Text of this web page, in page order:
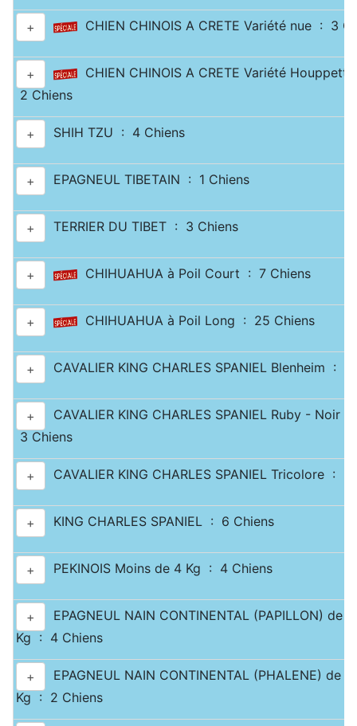
+ CHIEN CHINOIS A CRETE Variété nue : 3
+
CHIEN CHINOIS A CRETE Variété
2 Chiens
+ SHIH TZU : 4 Chiens
+ EPAGNEUL TIBETAIN : 1 Chiens
+ TERRIER DU TIBET : 3 Chiens
+ CHIHUAHUA à Poil Court : 7 Chiens
+ CHIHUAHUA à Poil Long : 25 Chiens
+ CAVALIER KING CHARLES SPANIEL Blenheim :
+
CAVALIER KING CHARLES SPANIEL Ruby - Noir
3 Chiens
+ CAVALIER KING CHARLES SPANIEL Tricolore : 3
+ KING CHARLES SPANIEL : 6 Chiens
+ PEKINOIS Moins de 4 Kg : 4 Chiens
+
EPAGNEUL NAIN CONTINENTAL (PAPILLON) de
Kg : 4 Chiens
+
EPAGNEUL NAIN CONTINENTAL (PHALENE) de
Kg : 2 Chiens